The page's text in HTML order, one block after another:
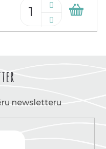
newsletteru